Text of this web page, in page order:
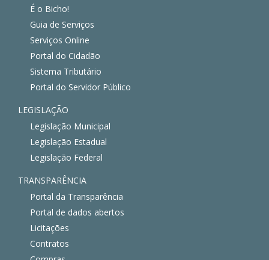
É o Bicho!
Guia de Serviços
Serviços Online
Portal do Cidadão
Sistema Tributário
Portal do Servidor Público
LEGISLAÇÃO
Legislação Municipal
Legislação Estadual
Legislação Federal
TRANSPARÊNCIA
Portal da Transparência
Portal de dados abertos
Licitações
Contratos